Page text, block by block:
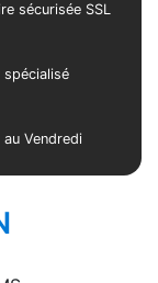
sécurisée SSL
spécialisé
Vendredi